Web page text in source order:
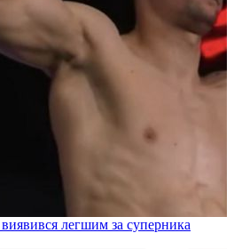
легшим за суперника